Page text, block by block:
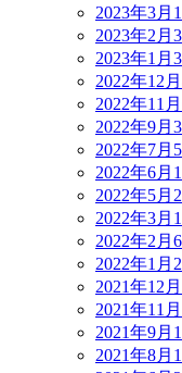
2023年3月 1
2023年2月 3
2023年1月 3
2022年12月
2022年11月
2022年9月 3
2022年7月 5
2022年6月 1
2022年5月 2
2022年3月 1
2022年2月 6
2022年1月 2
2021年12月
2021年11月
2021年9月 1
2021年8月 1